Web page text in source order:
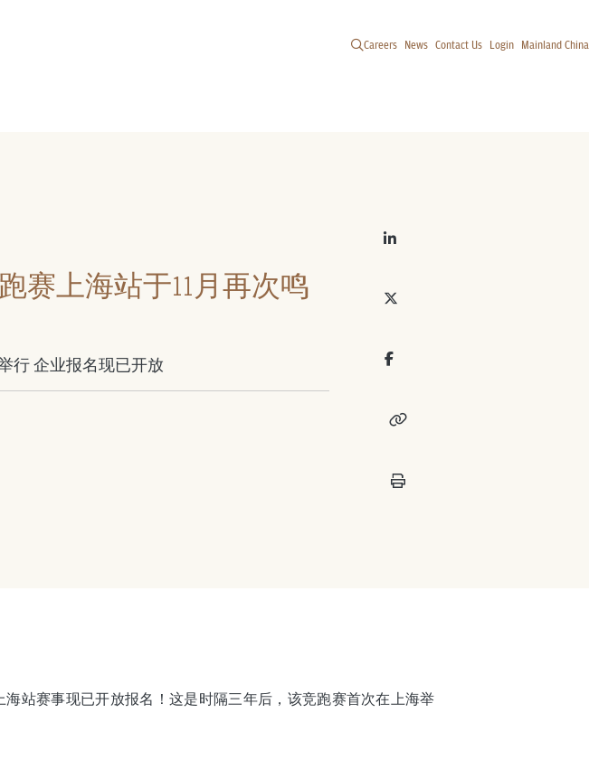
Careers News Contact Us Login Mainland China
赛上海站于11月再次鸣
行 企业报名现已开放
站赛事现已开放报名！这是时隔三年后，该竞跑赛首次在上海举